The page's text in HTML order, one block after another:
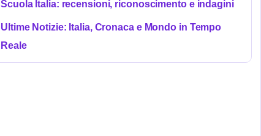
Scuola Italia: recensioni, riconoscimento e indagini
Ultime Notizie: Italia, Cronaca e Mondo in Tempo
Reale